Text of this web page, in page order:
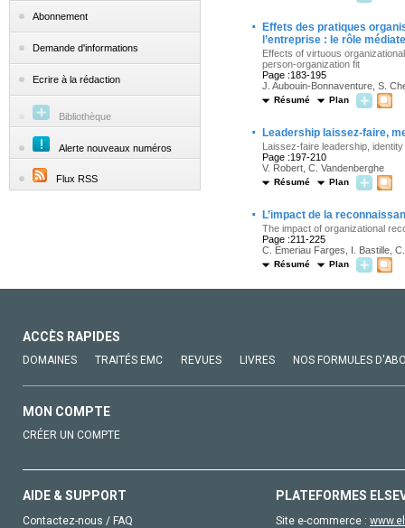
Abonnement
Demande d'informations
Ecrire à la rédaction
Bibliothèque
Alerte nouveaux numéros
Flux RSS
·
Effets des pratiques
l’entreprise : le rôle
Effects of virtuous
person-organization fit
Page :183-195
J. Aubouin-Bonnaventure, S.
Résumé Plan
· Leadership laissez-faire,
Laissez-faire leadership,
Page :197-210
V. Robert, C. Vandenberghe
Résumé Plan
· L’impact de la
The impact of organizational
Page :211-225
C. Emeriau Farges, I. Bastille,
Résumé Plan
ACCÈS RAPIDES
DOMAINES TRAITÉS EMC REVUES LIVRES NOS FORMULES
MON COMPTE
CRÉER UN COMPTE
AIDE & SUPPORT
Contactez-nous / FAQ
PLATEFORMES
Site e-commerce :